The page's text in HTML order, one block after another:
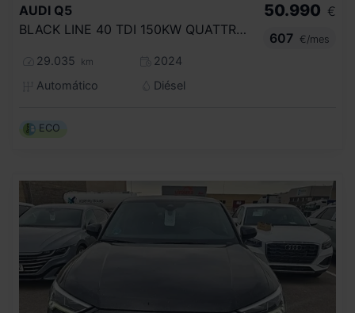
AUDI Q5
BLACK LINE 40 TDI 150KW QUATTRO ULTRA
29.035 km
2024
Automático
Diésel
50.990 €
607
€/mes
ECO